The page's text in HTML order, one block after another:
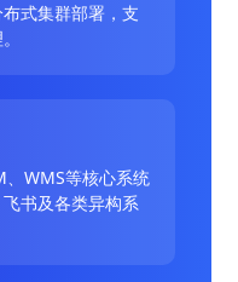
式集群部署，支
、WMS等核心系统
书及各类异构系